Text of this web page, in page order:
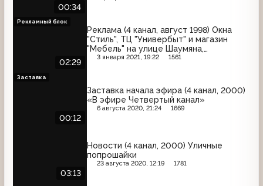
00:34
02:29
Реклама (4 канал, август 1998) Окна
"Стиль", ТЦ "Универбыт" и магазин
"Мебель" на улице Шаумяна,
отбеливатель "Clorox", суп "Sopinstant"
больным гемофилией
3 января 2021, 19:22 1561
Рекламный блок
00:12
Заставка начала эфира (4 канал, 2000)
«В эфире Четвертый канал»
6 августа 2020, 21:24 1669
Заставка
03:13
Новости (4 канал, 2000) Уличные
попрошайки
23 августа 2020, 12:19 1781